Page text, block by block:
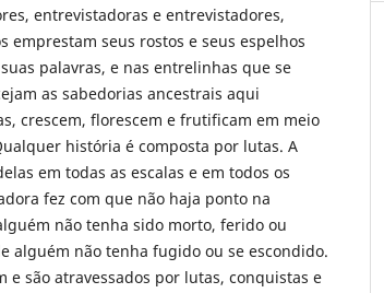
entrevistadoras e entrevistadores,
emprestam seus rostos e seus espelhos
palavras, e nas entrelinhas que se
as sabedorias ancestrais aqui
crescem, florescem e frutificam em meio
história é composta por lutas. A
em todas as escalas e em todos os
fez com que não haja ponto na
não tenha sido morto, ferido ou
alguém não tenha fugido ou se escondido.
e são atravessados por lutas, conquistas e